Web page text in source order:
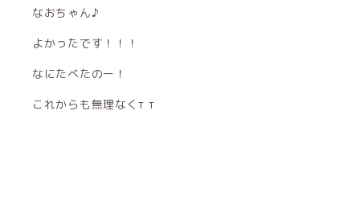
なおちゃん♪
よかったです！！！
なにたべたのー！
これからも無理なくт т